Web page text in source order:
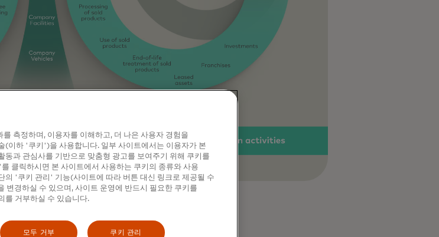
측정하며, 이용자를 이해하고, 더 나은 사용자 경험을
(이하 '쿠키')을 사용합니다. 일부 사이트에서는 이용자가 본
동과 관심사를 기반으로 맞춤형 광고를 보여주기 위해 쿠키를
클릭하시면 본 사이트에서 사용하는 쿠키의 종류와 사용
의 '쿠키 관리' 기능(사이트에 따라 버튼 대신 링크로 제공될 수
변경하실 수 있으며, 사이트 운영에 반드시 필요한 쿠키를
를 거부하실 수 있습니다.
모두 거부 쿠키 관리